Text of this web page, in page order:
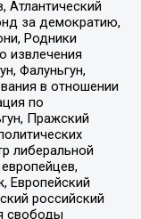
Атлантический
за демократию,
Родники
извлечения
Фалуньгун,
в отношении
по
Пражский
либеральной
Европейский
российский
свободы